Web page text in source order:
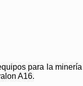
para la
A16.